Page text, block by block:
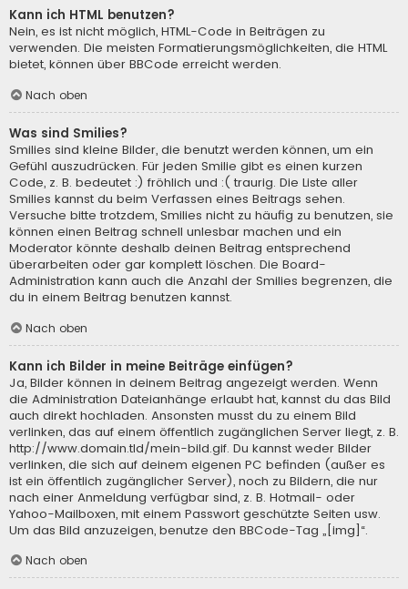
Kann ich HTML benutzen?
Nein, es ist nicht möglich, HTML-Code in Beiträgen zu
verwenden. Die meisten Formatierungsmöglichkeiten, die HTML
bietet, können über BBCode erreicht werden.
Nach oben
Was sind Smilies?
Smilies sind kleine Bilder, die benutzt werden können, um ein
Gefühl auszudrücken. Für jeden Smilie gibt es einen kurzen
Code, z. B. bedeutet :) fröhlich und :( traurig. Die Liste aller
Smilies kannst du beim Verfassen eines Beitrags sehen.
Versuche bitte trotzdem, Smilies nicht zu häufig zu benutzen, sie
können einen Beitrag schnell unlesbar machen und ein
Moderator könnte deshalb deinen Beitrag entsprechend
überarbeiten oder gar komplett löschen. Die Board-
Administration kann auch die Anzahl der Smilies begrenzen, die
du in einem Beitrag benutzen kannst.
Nach oben
Kann ich Bilder in meine Beiträge einfügen?
Ja, Bilder können in deinem Beitrag angezeigt werden. Wenn
die Administration Dateianhänge erlaubt hat, kannst du das Bild
auch direkt hochladen. Ansonsten musst du zu einem Bild
verlinken, das auf einem öffentlich zugänglichen Server liegt, z. B.
http://www.domain.tld/mein-bild.gif. Du kannst weder Bilder
verlinken, die sich auf deinem eigenen PC befinden (außer es
ist ein öffentlich zugänglicher Server), noch zu Bildern, die nur
nach einer Anmeldung verfügbar sind, z. B. Hotmail- oder
Yahoo-Mailboxen, mit einem Passwort geschützte Seiten usw.
Um das Bild anzuzeigen, benutze den BBCode-Tag „[img]“.
Nach oben